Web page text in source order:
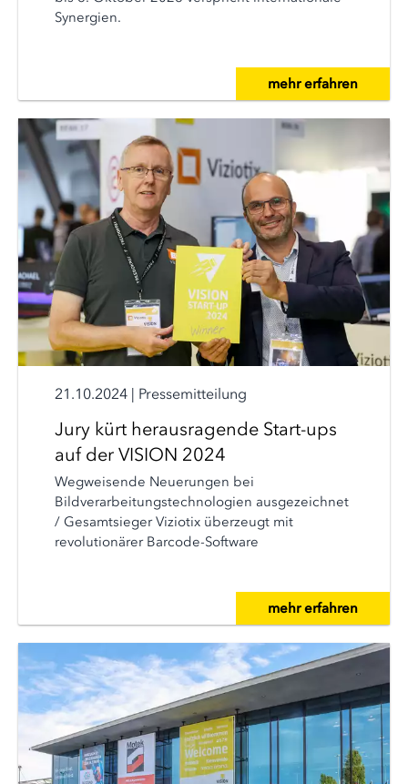
Synergien.
mehr erfahren
21.10.2024 | Pressemitteilung
Jury kürt herausragende Start-ups
auf der VISION 2024
Wegweisende Neuerungen bei
Bildverarbeitungstechnologien ausgezeichnet
/ Gesamtsieger Viziotix überzeugt mit
revolutionärer Barcode-Software
mehr erfahren